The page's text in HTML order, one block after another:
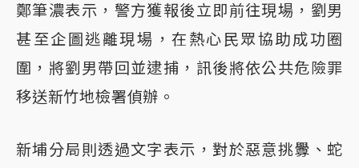
鄭筆濃表示，警方獲報後立即前往現場，劉男
甚至企圖逃離現場，在熱心民眾協助成功圈
圍，將劉男帶回並逮捕，訊後將依公共危險罪
移送新竹地檢署偵辦。
新埔分局則透過文字表示，對於惡意挑釁、蛇